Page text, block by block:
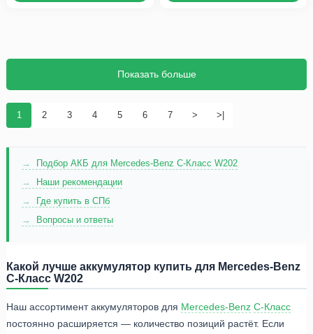
1 2 3 4 5 6 7 > >|
Показать больше
Подбор АКБ для Mercedes-Benz C-Класс W202
Наши рекомендации
Где купить в СПб
Вопросы и ответы
Какой лучше аккумулятор купить для Mercedes-Benz
C-Класс W202
Наш ассортимент аккумуляторов для Mercedes-Benz C-Класс
постоянно расширяется — количество позиций растёт. Если